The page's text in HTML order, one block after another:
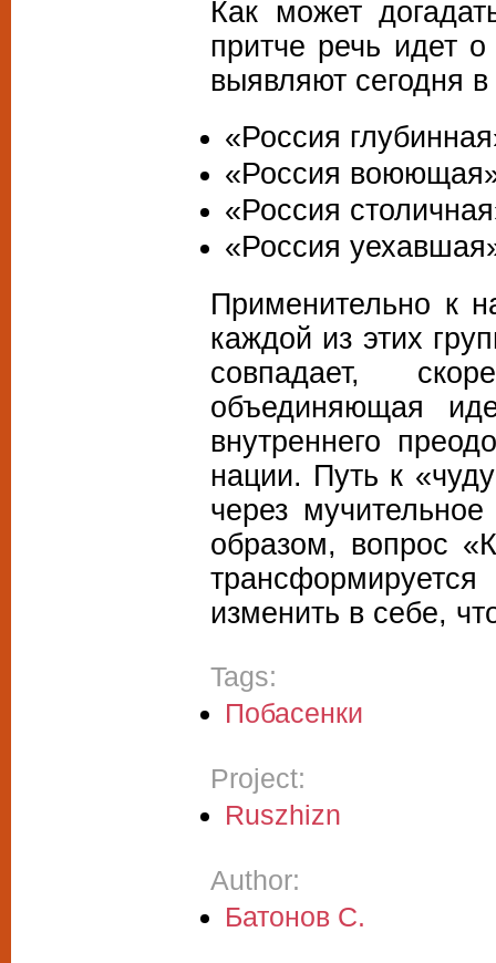
Как может
притче речь идет
выявляют сегодня
«Россия
«Россия
«Россия
«Россия
Применительно к
каждой из этих
совпадает,
объединяющая
внутреннего
нации. Путь к
через
образом, вопрос
изменить в себе,
Tags:
Побасенки
Project:
Ruszhizn
Author:
Батонов С.